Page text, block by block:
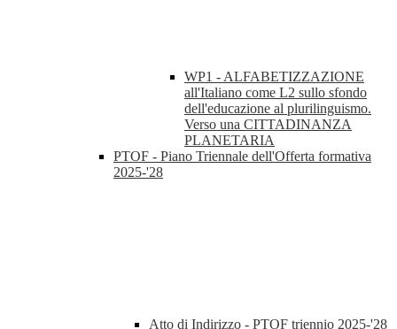
WP1 - ALFABETIZZAZIONE
all'Italiano come L2 sullo sfondo
dell'educazione al plurilinguismo.
Verso una CITTADINANZA
PLANETARIA
PTOF - Piano Triennale dell'Offerta formativa
2025-'28
Atto di Indirizzo - PTOF triennio 2025-'28